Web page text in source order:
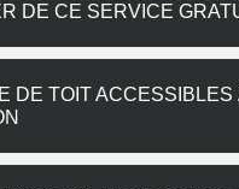
DE CE SERVICE
DE TOIT